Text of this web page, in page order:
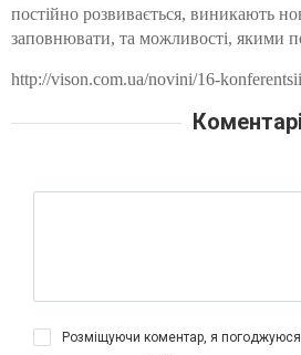
постійно розвивається, виникають
заповнювати, та можливості, якими
http://vison.com.ua/novini/16-
Коментарі
Розміщуючи коментар, я погоджуюся